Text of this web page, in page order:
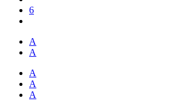
6
А
А
А
А
А